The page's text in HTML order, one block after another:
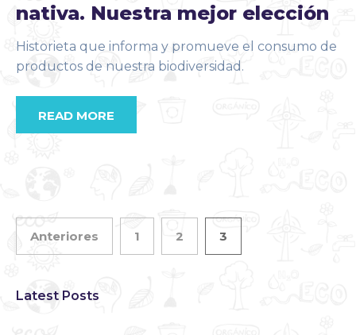
nativa. Nuestra mejor elección
Historieta que informa y promueve el consumo de
productos de nuestra biodiversidad.
READ MORE
Anteriores 1 2 3
Latest Posts